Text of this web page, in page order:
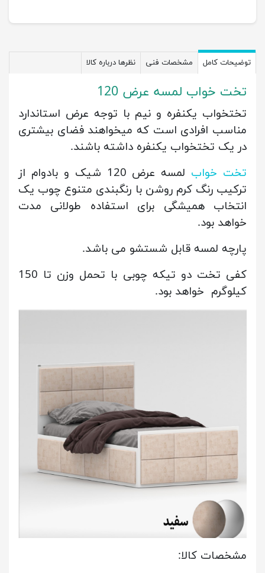
توضیحات کامل مشخصات فنی نظرها درباره کالا
تخت خواب لمسه عرض 120
تختخواب یکنفره و نیم با توجه عرض استاندارد
مناسب افرادی است که میخواهند فضای بیشتری
در یک تختخواب یکنفره داشته باشند.
تخت خواب
لمسه عرض 120 شیک و بادوام از
ترکیب رنگ کرم روشن با رنگبندی متنوع چوب یک
انتخاب همیشگی برای استفاده طولانی مدت
خواهد بود.
پارچه لمسه قابل شستشو می باشد.
کفی تخت دو تیکه چوبی با تحمل وزن تا 150
کیلوگرم خواهد بود.
مشخصات کالا: